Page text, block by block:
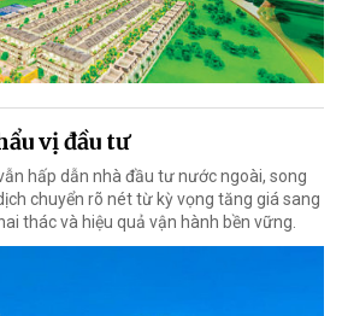
vị đầu tư
hấp dẫn nhà đầu tư nước ngoài, song
chuyển rõ nét từ kỳ vọng tăng giá sang
thác và hiệu quả vận hành bền vững.